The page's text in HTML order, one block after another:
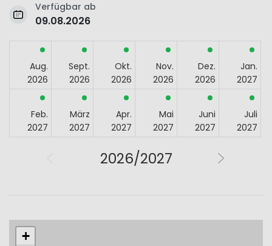
Verfügbar ab
09.08.2026
Aug.
2026
Sept.
2026
Okt.
2026
Nov.
2026
Dez.
2026
Jan.
2027
Feb.
2027
März
2027
Apr.
2027
Mai
2027
Juni
2027
Juli
2027
2026/2027
+